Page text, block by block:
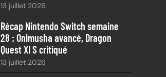
13 juillet 2026
Récap Nintendo Switch semaine
28 : Onimusha avancé, Dragon
Quest XI S critiqué
13 juillet 2026